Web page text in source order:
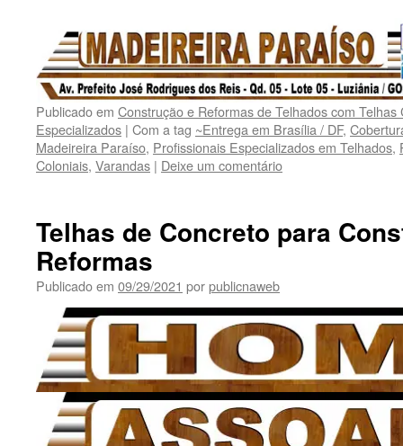
Publicado em Construção e Reformas de Telhados com
Especializados | Com a tag ~Entrega em Brasília / DF,
Madeireira Paraíso, Profissionais Especializados em Telhados,
Coloniais, Varandas | Deixe um comentário
Telhas de Concreto para
Reformas
Publicado em 09/29/2021 porpublicnaweb